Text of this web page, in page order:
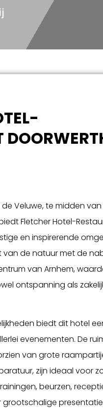
Veluwe, te midden
Fletcher Hotel-
en inspirerende
de natuur met de
van Arnhem,
ontspanning als
biedt dit hotel
evenementen. De
van grote
zijn ideaal voor
beurzen,
grootschalige